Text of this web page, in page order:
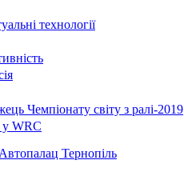
технології
Чемпіонату світу з ралі-2019
WRC